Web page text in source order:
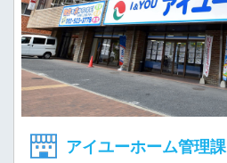
アイユーホーム管理課